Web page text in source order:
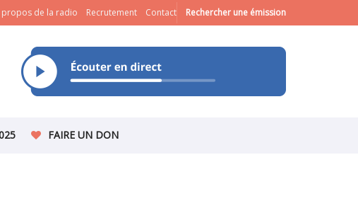
propos de la radio Recrutement Contact Rechercher une émission
FAIRE UN DON